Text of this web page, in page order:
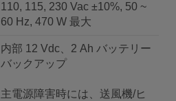
110, 115, 230 Vac ±10%, 50 ~
60 Hz, 470 W 最大
内部 12 Vdc、2 Ah バッテリー
バックアップ
主電源障​​害時には、送風機/ヒ